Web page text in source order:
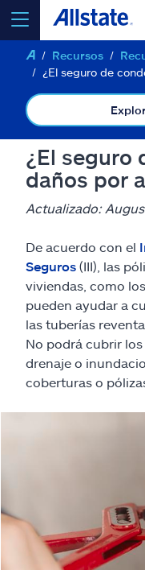
seleccionar un
Select a Product
ir
Seguros y más
Recursos
Reclamos
Ashburn, VA 20146
Recursos
¿El seguro de
¿El seguro
daños por
Actualizado:
De acuerdo con el
Seguros (III), las
viviendas, como los
pueden ayudar a
las tuberías
No podrá cubrir
drenaje o
coberturas o